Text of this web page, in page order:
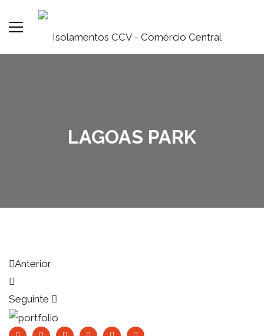
LAGOAS PARK
Anterior
Seguinte